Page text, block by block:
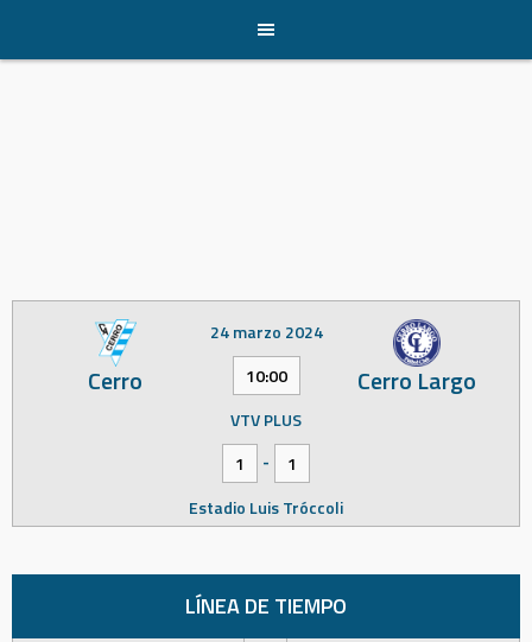
content
Cerro Cerro Largo
24 marzo 2024
10:00
VTV PLUS
1
-
1
Estadio Luis Tróccoli
LÍNEA DE TIEMPO